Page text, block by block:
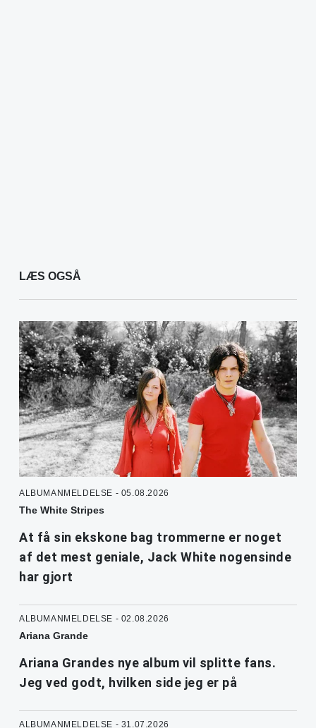
LÆS OGSÅ
ALBUMANMELDELSE - 05.08.2026
The White Stripes
At få sin ekskone bag trommerne er noget
af det mest geniale, Jack White nogensinde
har gjort
ALBUMANMELDELSE - 02.08.2026
Ariana Grande
Ariana Grandes nye album vil splitte fans.
Jeg ved godt, hvilken side jeg er på
ALBUMANMELDELSE - 31.07.2026